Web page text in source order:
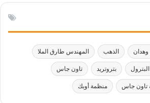
وهدان الذهب المهندس طارق الملا
بتروتريد تاون جاس
تاون جاس منظمة أوبك